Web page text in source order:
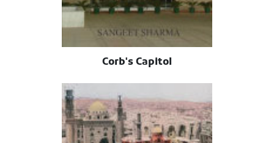
Corb's Capitol